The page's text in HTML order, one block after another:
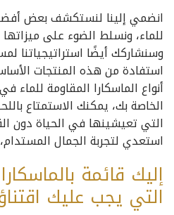
انضمي إلينا لنستكشف بعض أفضل
للماء، ونسلط الضوء على ميزاتها
وسنشاركك أيضًا
استفادة من هذه المنتجات
أنواع الماسكارا المقاومة
الخاصة بك، يمكنك الاستمتاع
التي تعيشينها في الحياة دون
استعدي لتجربة الجمال
إليك قائمة
التي يجب عليك